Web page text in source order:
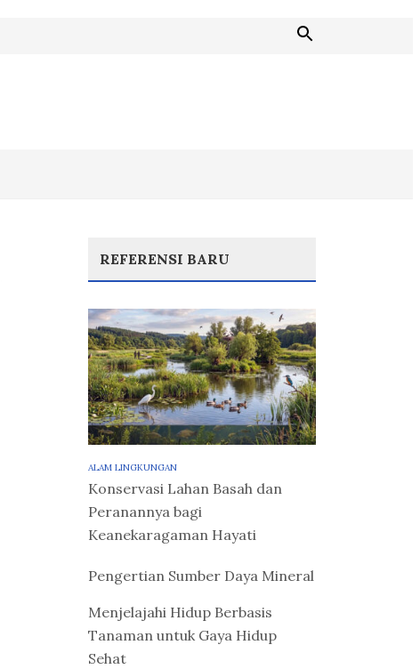
REFERENSI BARU
ALAM LINGKUNGAN
Konservasi Lahan Basah dan
Peranannya bagi
Keanekaragaman Hayati
Pengertian Sumber Daya Mineral
Menjelajahi Hidup Berbasis
Tanaman untuk Gaya Hidup
Sehat